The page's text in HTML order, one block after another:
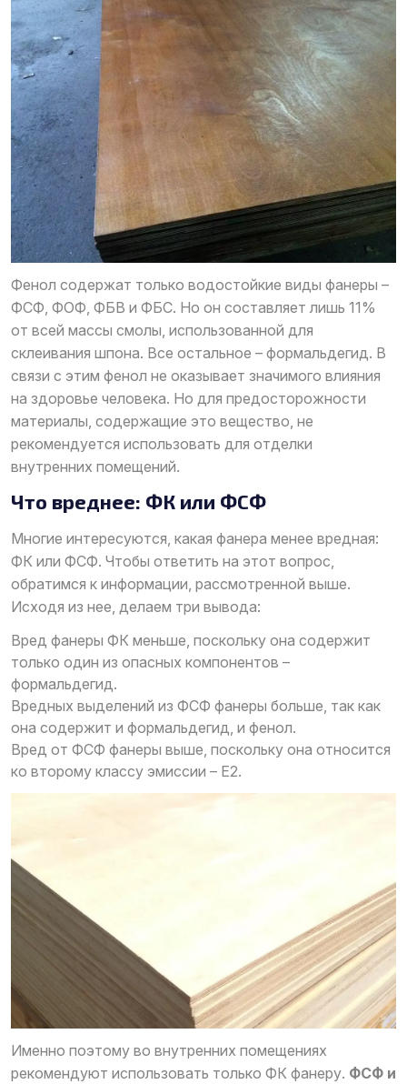
Фенол содержат только водостойкие виды фанеры –
ФСФ, ФОФ, ФБВ и ФБС. Но он составляет лишь 11%
от всей массы смолы, использованной для
склеивания шпона. Все остальное – формальдегид. В
связи с этим фенол не оказывает значимого влияния
на здоровье человека. Но для предосторожности
материалы, содержащие это вещество, не
рекомендуется использовать для отделки
внутренних помещений.
Что вреднее: ФК или ФСФ
Многие интересуются, какая фанера менее вредная:
ФК или ФСФ. Чтобы ответить на этот вопрос,
обратимся к информации, рассмотренной выше.
Исходя из нее, делаем три вывода:
Вред фанеры ФК меньше, поскольку она содержит
только один из опасных компонентов –
формальдегид.
Вредных выделений из ФСФ фанеры больше, так как
она содержит и формальдегид, и фенол.
Вред от ФСФ фанеры выше, поскольку она относится
ко второму классу эмиссии – Е2.
Именно поэтому во внутренних помещениях
рекомендуют использовать только ФК фанеру. ФСФ и